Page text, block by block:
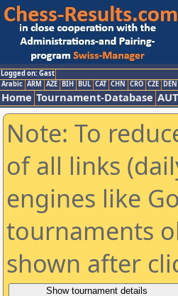
Logged on: Gast
Arabic ARM AZE BIH BUL CAT CHN CRO CZE DEN
Home Tournament-Database
Note: To
of all links
engines like
tournaments
shown after